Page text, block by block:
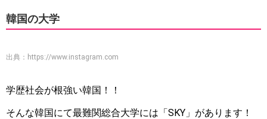
韓国の大学
出典： https://www.instagram.com
学歴社会が根強い韓国！！
そんな韓国にて最難関総合大学には「SKY」があります！